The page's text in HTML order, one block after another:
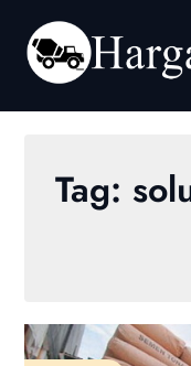
content
Tag: